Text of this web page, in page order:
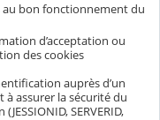
au bon fonctionnement du
d’acceptation ou
des cookies
auprès d’un
à assurer la sécurité du
SERVERID,